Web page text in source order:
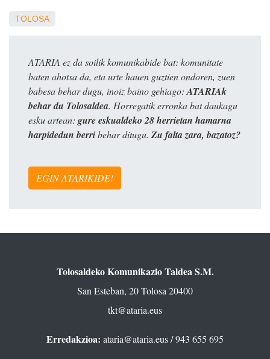
TOLOSA
ATARIA ez da soilik komunikabide bat: komunitate
baten ahotsa da, eta urte hauen guztien ondoren, zuen
babesa behar dugu, inoiz baino gehiago: ATARIAk
behar du Tolosaldea. Horregatik erronka bat daukagu
esku artean: gure eskualdeko 28 herrietan hamarna
harpidedun berribehar ditugu. Zu falta zara, bazatoz?
EGIN ATARIKIDE!
Tolosaldeko Komunikazio Taldea S.M.
San Esteban, 20 Tolosa 20400
tkt@ataria.eus
Erredakzioa: ataria@ataria.eus/ 943 655 695